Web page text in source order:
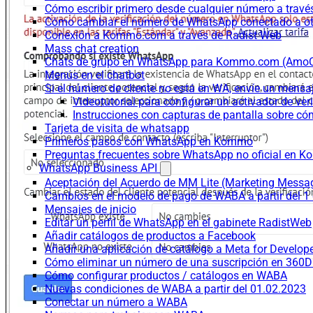
Cómo escribir primero desde cualquier número a
Cómo cambiar el número de WhatsApp conectado a
Conexión a Kommo.com a través de Radist Web
Mass chat creation
Chats de grupo en WhatsApp para Kommo.com
Menús en el chatbot
Si el número de cliente no está en WA, envíe un
Videotutorial para configurar un activador de
Instrucciones con capturas de pantalla sobre
Tarjeta de visita de whatsapp
Primeros pasos con WhatsApp en Kommo
Preguntas frecuentes sobre WhatsApp no oficial en
WhatsApp Business API
Aceptación del Acuerdo de MM Lite (Marketing
Cambios en el modelo de pago de WABA a partir del
Mensajes de inicio
Editar un perfil de WhatsApp en el gabinete RadistWeb
Añadir catálogos de productos a Facebook
Añadir una aplicación de catálogo a Meta for
Cómo eliminar un número de una suscripción en
Cómo configurar productos / catálogos en WABA
Nuevas condiciones de WABA a partir del 01.02.2023
Conectar un número a WABA